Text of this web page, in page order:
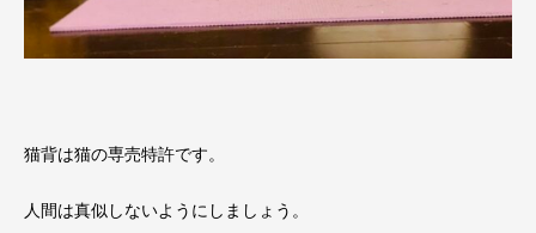
猫背は猫の専売特許です。
人間は真似しないようにしましょう。